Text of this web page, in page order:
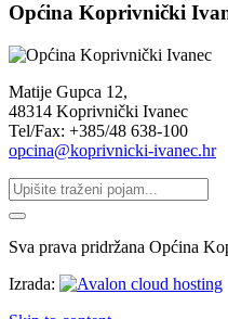
Općina Koprivnički
Matije Gupca 12,
48314 Koprivnički Ivanec
Tel/Fax: +385/48 638-100
opcina@koprivnicki-ivanec.hr
Sva prava pridržana Općina
Izrada: